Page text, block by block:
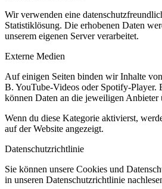
Wir verwenden eine
Statistiklösung. Die erhobenen Daten
unserem eigenen Server verarbeitet.
Externe Medien
Auf einigen Seiten binden wir Inhalte
B. YouTube-Videos oder Spotify-Player.
können Daten an die jeweiligen Anbieter
Wenn du diese Kategorie aktivierst,
auf der Website angezeigt.
Datenschutzrichtlinie
Sie können unsere Cookies und
in unseren Datenschutzrichtlinie